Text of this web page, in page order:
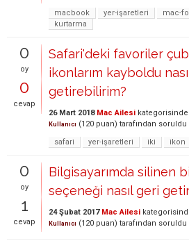
macbook
yer-işaretleri
mac-
kurtarma
0
oy
0
cevap
Safari'deki favoriler
ikonlarım kayboldu
getirebilirim?
26 Mart 2018 Mac Ailesi kategorisinde
Kullanıcı (120 puan) tarafından soruldu
safari
yer-işaretleri iki ikon
0
oy
1
cevap
Bilgisayarımda silinen
seçeneği nasıl geri
24 Şubat 2017 Mac Ailesi
Kullanıcı (120 puan) tarafından soruldu